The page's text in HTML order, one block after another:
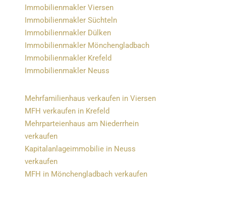
Immobilienmakler Viersen
Immobilienmakler Süchteln
Immobilienmakler Dülken
Immobilienmakler Mönchengladbach
Immobilienmakler Krefeld
Immobilienmakler Neuss
Mehrfamilienhaus verkaufen in Viersen
MFH verkaufen in Krefeld
Mehrparteienhaus am Niederrhein
verkaufen
Kapitalanlageimmobilie in Neuss
verkaufen
MFH in Mönchengladbach verkaufen